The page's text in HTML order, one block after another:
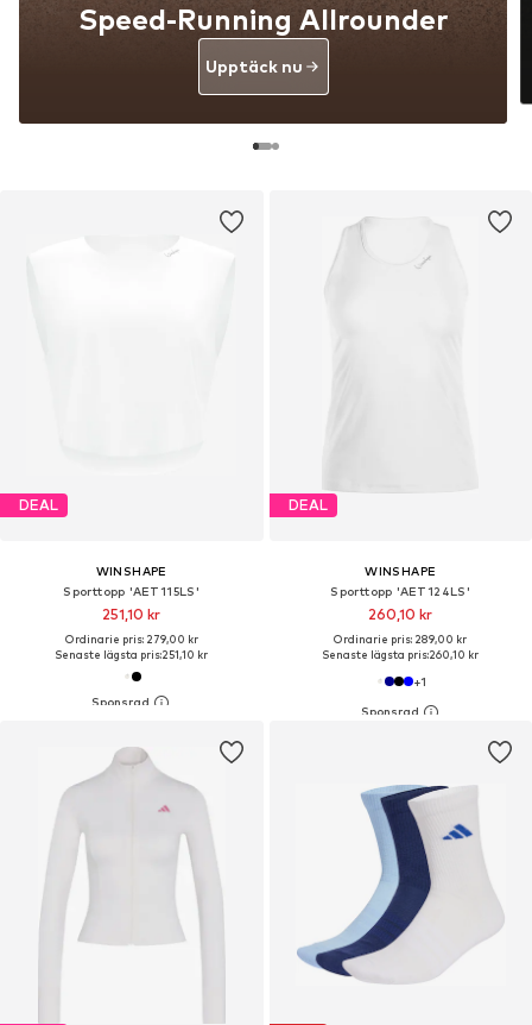
DEAL
WINSHAPE
Sporttopp 'AET115LS'
251,10 kr
Ordinarie pris: 279,00 kr
Senaste lägsta pris:251,10 kr
DEAL
WINSHAPE
Sporttopp 'AET124LS'
260,10 kr
Ordinarie pris: 289,00 kr
Senaste lägsta pris:260,10 kr
+1
Speed-Running Allrounder
Upptäck nu